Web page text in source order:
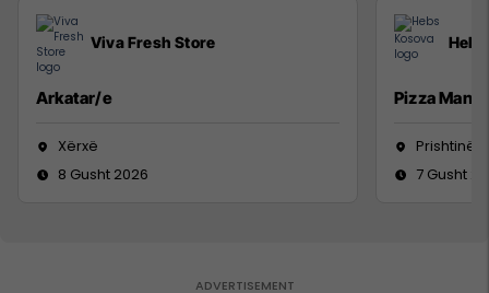
Viva Fresh Store
Arkatar/e
Xërxë
8 Gusht 2026
Pizza Man
Prishtinë
7 Gusht